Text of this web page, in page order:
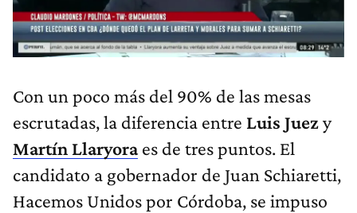
Con un poco más del 90% de las mesas
escrutadas, la diferencia entre Luis Juezy
Martín Llaryoraes de tres puntos. El
candidato a gobernador de Juan Schiaretti,
Hacemos Unidos por Córdoba, se impuso